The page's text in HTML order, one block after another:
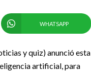
WHATSAPP
y quiz) anunció esta
artificial, para